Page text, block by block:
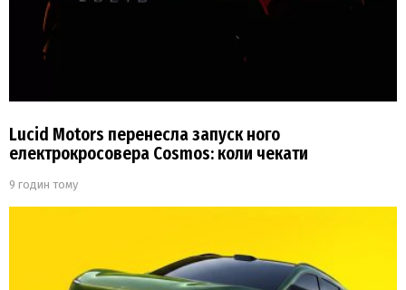
Lucid Motors перенесла запуск ного
електрокросовера Cosmos: коли чекати
9 годин тому